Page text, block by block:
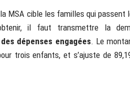
MSA cible les familles qui
il faut transmettre la
dépenses engagées. Le
trois enfants, et s’ajuste de